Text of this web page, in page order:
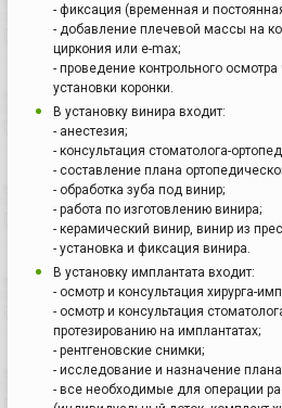
- фиксация (временная и
- добавление плечевой массы на
циркония или e-max;
- проведение контрольного
установки коронки.
В установку винира входит:
- анестезия;
- консультация стоматолога-
- составление плана
- обработка зуба под винир;
- работа по изготовлению винира;
- керамический винир, винир из
- установка и фиксация винира.
В установку имплантата входит:
- осмотр и консультация хирурга-
- осмотр и консультация
протезированию на имплантатах;
- рентгеновские снимки;
- исследование и назначение
- все необходимые для операции